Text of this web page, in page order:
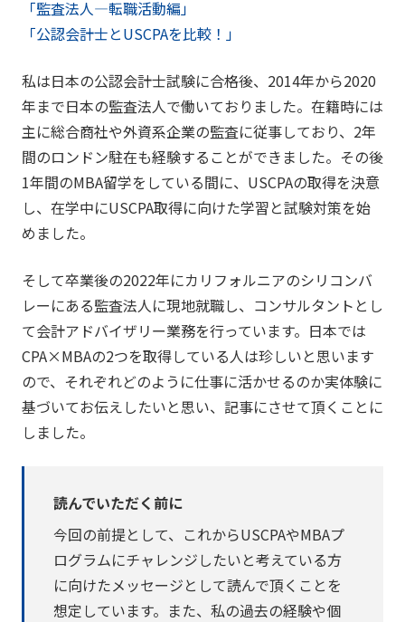
「監査法人―転職活動編」
「公認会計士とUSCPAを比較！」
私は日本の公認会計士試験に合格後、2014年から2020
年まで日本の監査法人で働いておりました。在籍時には
主に総合商社や外資系企業の監査に従事しており、2年
間のロンドン駐在も経験することができました。その後
1年間のMBA留学をしている間に、USCPAの取得を決意
し、在学中にUSCPA取得に向けた学習と試験対策を始
めました。
そして卒業後の2022年にカリフォルニアのシリコンバ
レーにある監査法人に現地就職し、コンサルタントとし
て会計アドバイザリー業務を行っています。日本では
CPA×MBAの2つを取得している人は珍しいと思います
ので、それぞれどのように仕事に活かせるのか実体験に
基づいてお伝えしたいと思い、記事にさせて頂くことに
しました。
読んでいただく前に
今回の前提として、これからUSCPAやMBAプ
ログラムにチャレンジしたいと考えている方
に向けたメッセージとして読んで頂くことを
想定しています。また、私の過去の経験や個